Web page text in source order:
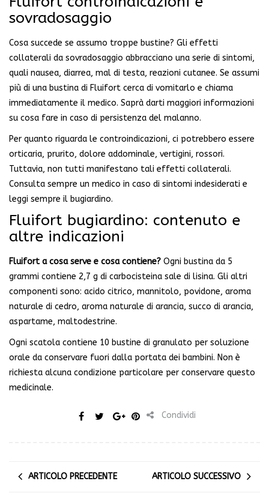
sovradosaggio
Cosa succede se assumo troppe bustine? Gli effetti
collaterali da sovradosaggio abbracciano una serie di sintomi,
quali nausea, diarrea, mal di testa, reazioni cutanee. Se assumi
più di una bustina di Fluifort cerca di vomitarlo e chiama
immediatamente il medico. Saprà darti maggiori informazioni
su cosa fare in caso di persistenza del malanno.
Per quanto riguarda le controindicazioni, ci potrebbero essere
orticaria, prurito, dolore addominale, vertigini, rossori.
Tuttavia, non tutti manifestano tali effetti collaterali.
Consulta sempre un medico in caso di sintomi indesiderati e
leggi sempre il bugiardino.
Fluifort bugiardino: contenuto e
altre indicazioni
Fluifort a cosa serve e cosa contiene? Ogni bustina da 5
grammi contiene 2,7 g di carbocisteina sale di lisina. Gli altri
componenti sono: acido citrico, mannitolo, povidone, aroma
naturale di cedro, aroma naturale di arancia, succo di arancia,
aspartame, maltodestrine.
Ogni scatola contiene 10 bustine di granulato per soluzione
orale da conservare fuori dalla portata dei bambini. Non è
richiesta alcuna condizione particolare per conservare questo
medicinale.
Condividi
ARTICOLO PRECEDENTE ARTICOLO SUCCESSIVO